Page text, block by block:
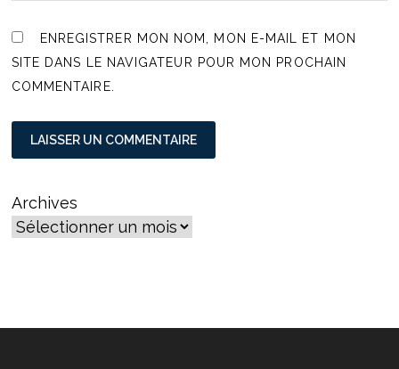
ENREGISTRER MON NOM, MON E-MAIL ET MON
SITE DANS LE NAVIGATEUR POUR MON PROCHAIN
COMMENTAIRE.
Archives